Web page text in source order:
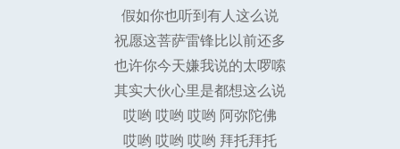
假如你也听到有人这么说
祝愿这菩萨雷锋比以前还多
也许你今天嫌我说的太啰嗦
其实大伙心里是都想这么说
哎哟 哎哟 哎哟 阿弥陀佛
哎哟 哎哟 哎哟 拜托拜托